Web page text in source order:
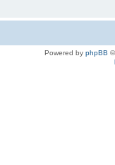
Powered by phpBB